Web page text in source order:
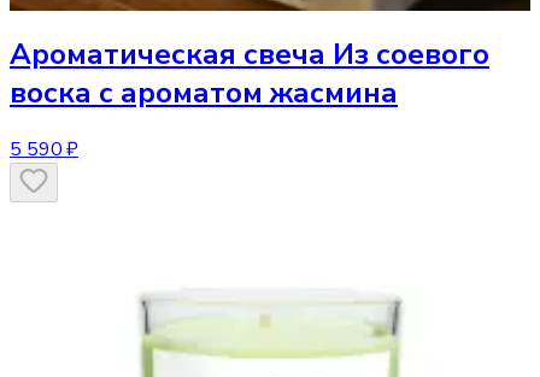
Ароматическая свеча Из соевого
воска с ароматом жасмина
5 590 ₽